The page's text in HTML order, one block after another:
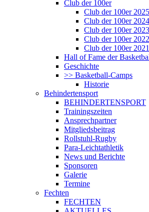
Club der 100er
Club der 100er
Club der 100er
Club der 100er
Club der 100er
Club der 100er
Hall of Fame der
Geschichte
>> Basketball-Camps
Historie
Behindertensport
BEHINDERTENSPORT
Trainingszeiten
Ansprechpartner
Mitgliedsbeitrag
Rollstuhl-Rugby
Para-Leichtathletik
News und Berichte
Sponsoren
Galerie
Termine
Fechten
FECHTEN